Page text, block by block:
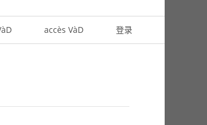
accès VàD 登录